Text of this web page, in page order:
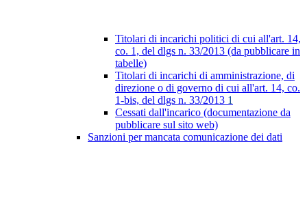
Titolari di incarichi politici di cui all'art. 14,
co. 1, del dlgs n. 33/2013 (da pubblicare in
tabelle)
Titolari di incarichi di amministrazione, di
direzione o di governo di cui all'art. 14, co.
1-bis, del dlgs n. 33/2013 1
Cessati dall'incarico (documentazione da
pubblicare sul sito web)
Sanzioni per mancata comunicazione dei dati